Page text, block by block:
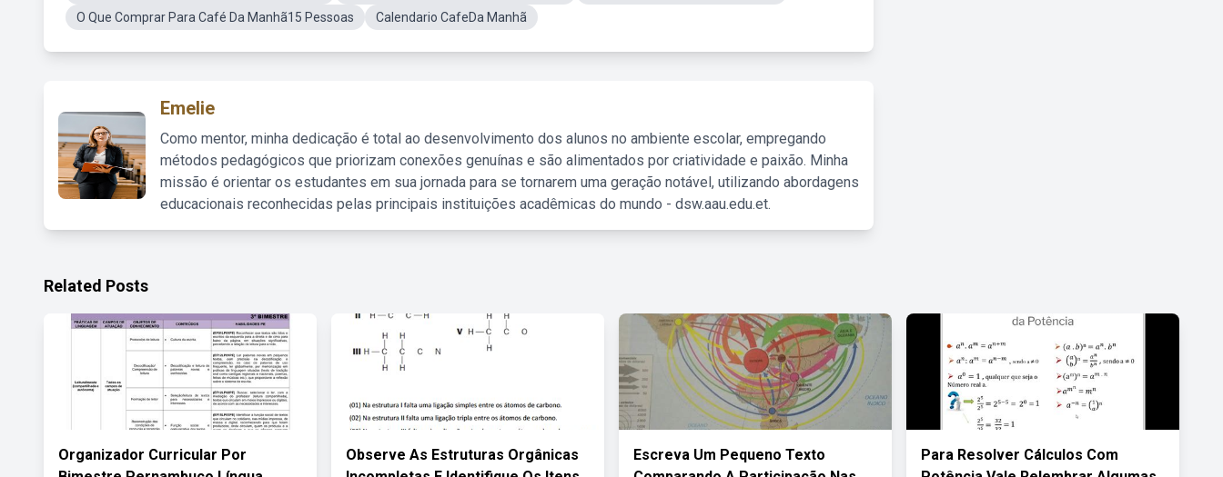
O Que Comprar Para Café Da Manhã15 Pessoas
Calendario CafeDa Manhã
Emelie
Como mentor, minha dedicação é total ao desenvolvimento dos alunos no ambiente escolar, empregando
métodos pedagógicos que priorizam conexões genuínas e são alimentados por criatividade e paixão. Minha
missão é orientar os estudantes em sua jornada para se tornarem uma geração notável, utilizando abordagens
educacionais reconhecidas pelas principais instituições acadêmicas do mundo - dsw.aau.edu.et.
Related Posts
Organizador Curricular Por
Observe As Estruturas Orgânicas
Escreva Um Pequeno Texto
Para Resolver Cálculos Com